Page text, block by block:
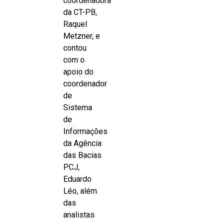
da CT-PB,
Raquel
Metzner, e
contou
com o
apoio do
coordenador
de
Sistema
de
Informações
da Agência
das Bacias
PCJ,
Eduardo
Léo, além
das
analistas